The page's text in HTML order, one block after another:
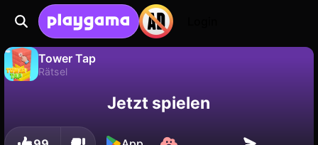
Tower Tap
Rätsel
speichern!
Nein
Jetzt spielen